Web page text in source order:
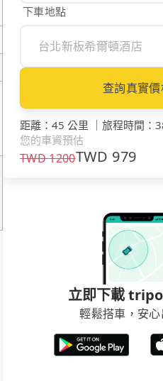
下車地點
查詢真實
距離 ： 45 公里 ｜ 旅程時間 ：
您的車資預估
TWD1200TWD 979
立即下載
輕鬆搭車，安心